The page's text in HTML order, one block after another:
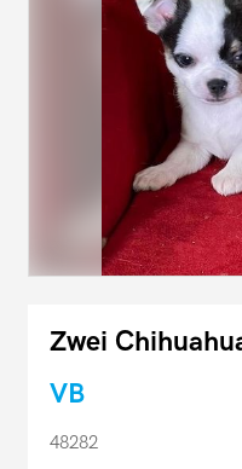
Zwei
VB
48282